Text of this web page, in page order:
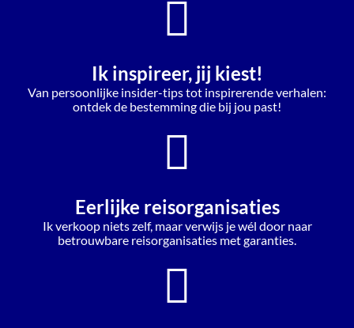
Ik inspireer, jij kiest!
Van persoonlijke insider-tips tot inspirerende verhalen:
ontdek de bestemming die bij jou past!
Eerlijke reisorganisaties
Ik verkoop niets zelf, maar verwijs je wél door naar
betrouwbare reisorganisaties met garanties.